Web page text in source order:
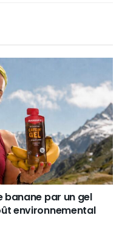
banane par un gel
environnemental